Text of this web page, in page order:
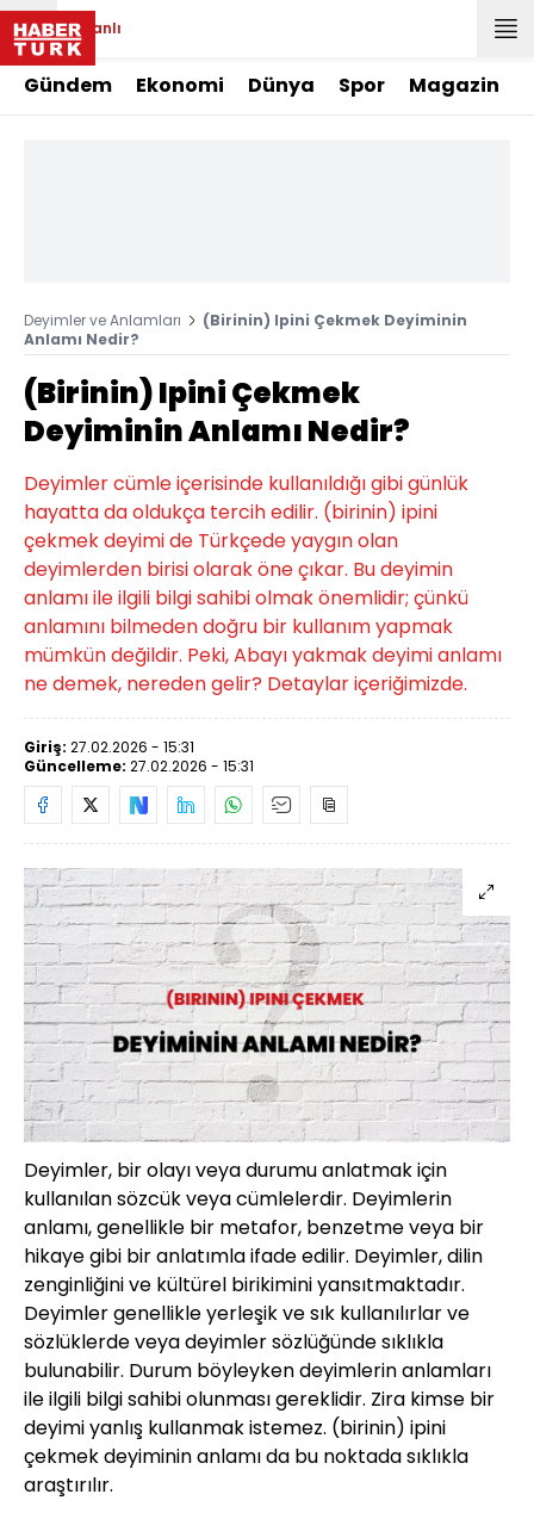
Canlı
Gündem Ekonomi Dünya Spor Magazin
Deyimler ve Anlamları
(Birinin) Ipini Çekmek Deyiminin
Anlamı Nedir?
(Birinin) Ipini Çekmek
Deyiminin Anlamı Nedir?
Deyimler cümle içerisinde kullanıldığı gibi günlük
hayatta da oldukça tercih edilir. (birinin) ipini
çekmek deyimi de Türkçede yaygın olan
deyimlerden birisi olarak öne çıkar. Bu deyimin
anlamı ile ilgili bilgi sahibi olmak önemlidir; çünkü
anlamını bilmeden doğru bir kullanım yapmak
mümkün değildir. Peki, Abayı yakmak deyimi anlamı
ne demek, nereden gelir? Detaylar içeriğimizde.
Giriş: 27.02.2026 - 15:31
Güncelleme: 27.02.2026 - 15:31
Deyimler, bir olayı veya durumu anlatmak için
kullanılan sözcük veya cümlelerdir. Deyimlerin
anlamı, genellikle bir metafor, benzetme veya bir
hikaye gibi bir anlatımla ifade edilir. Deyimler, dilin
zenginliğini ve kültürel birikimini yansıtmaktadır.
Deyimler genellikle yerleşik ve sık kullanılırlar ve
sözlüklerde veya deyimler sözlüğünde sıklıkla
bulunabilir. Durum böyleyken deyimlerin anlamları
ile ilgili bilgi sahibi olunması gereklidir. Zira kimse bir
deyimi yanlış kullanmak istemez. (birinin) ipini
çekmek deyiminin anlamı da bu noktada sıklıkla
araştırılır.